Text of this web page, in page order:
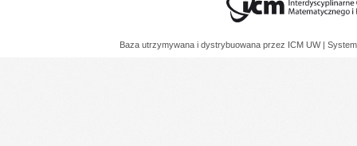
Baza utrzymywana i dystrybuowana przez ICM UW |